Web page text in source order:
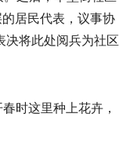
居民代表，议事协
决将此处阅兵为社区
时这里种上花卉，